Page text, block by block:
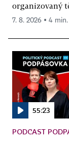
organizovaný
7. 8. 2026 ▪ 4
55:23
PODCAST